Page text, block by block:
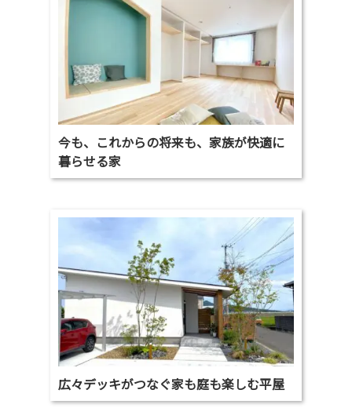
今も、これからの将来も、家族が快適に
暮らせる家
広々デッキがつなぐ家も庭も楽しむ平屋